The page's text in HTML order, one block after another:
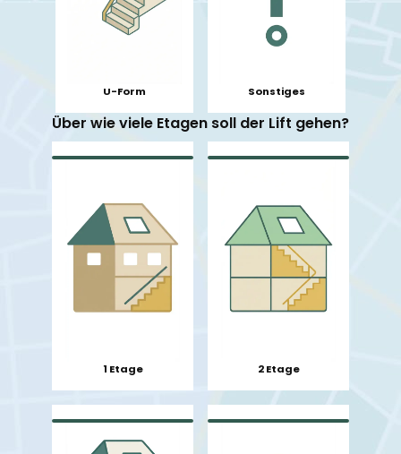
U-Form Sonstiges
Über wie viele Etagen soll der Lift gehen?
1 Etage 2 Etage